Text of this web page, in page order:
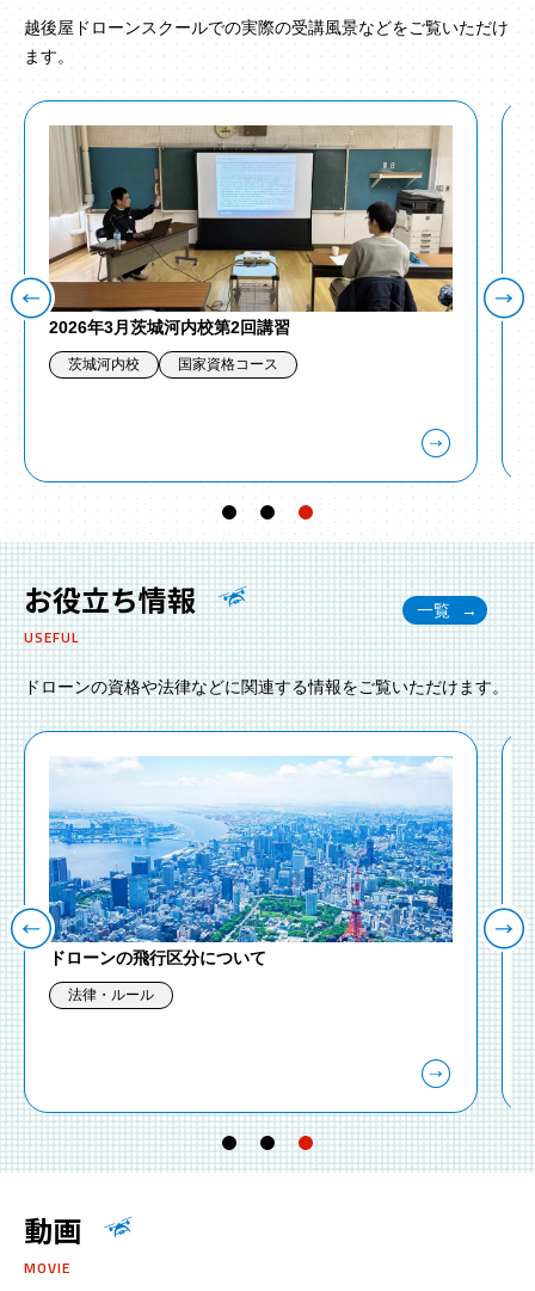
越後屋ドローンスクールでの実際の受講風景などをご覧いただけ
ます。
2026年5月千葉長南校第1回講習
千葉長南校 国家資格コース
お役立ち情報
USEFUL
一覧
ドローンの資格や法律などに関連する情報をご覧いただけます。
無人航空機操縦技能証明証について
申請・手続き
…
動画
MOVIE